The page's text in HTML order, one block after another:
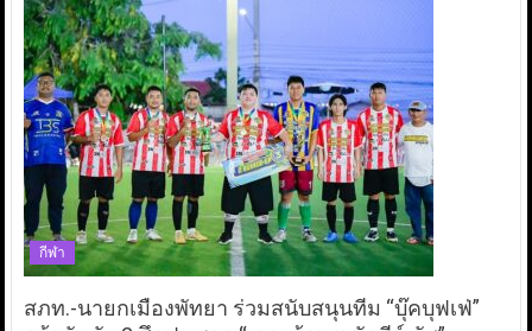
กีฬา
สภท.-นายกเมืองพัทยา ร่วมสนับสนุนทีม “บุ๊คบุฟเฟ่”